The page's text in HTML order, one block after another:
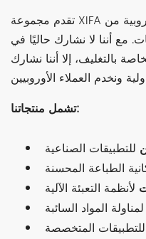
تقدم مجموعة XIFA حلولاً لأكياس التغليف للأسواق الأوروبية من
مع أننا لا نشارك حاليًا في
بالتغليف، إلا أننا نشارك
تشمل منتجاتنا:
للتطبيقات الصناعية
الطباعة المحسنة
لأنظمة التعبئة الآلية
لمناولة المواد السائبة
للتطبيقات المتخصصة